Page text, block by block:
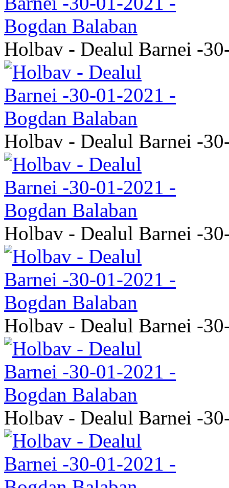
Holbav - Dealul Barnei -
Holbav - Dealul Barnei -
Holbav - Dealul Barnei -
Holbav - Dealul Barnei -
Holbav - Dealul Barnei -